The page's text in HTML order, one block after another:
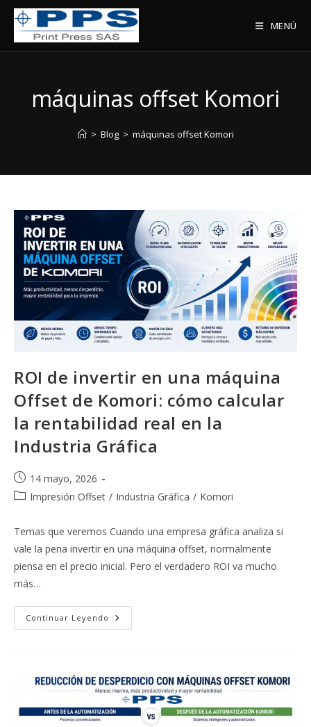
Saltar
contenido
MENÚ
máquinas offset Komori
> Blog > máquinas offset Komori
ROI de invertir en una máquina
Offset de Komori: cómo calcular
la rentabilidad real en la
Industria Gráfica
Publicación
de
14 mayo, 2026
Categoría
la
entrada:
Impresión Offset / Industria Gráfica / Komori
Temas que veremos Cuando una empresa gráfica analiza si
vale la pena invertir en una máquina offset, normalmente
piensa en el precio inicial. Pero el verdadero ROI va mucho
más…
Continuar Leyendo ROI
De
Offset
De
Komori:
Cómo
Calcular